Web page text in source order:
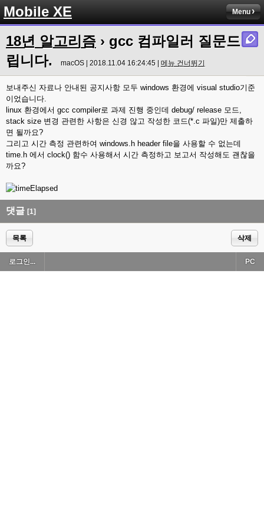
Mobile XE Menu
18년 알고리즘 › gcc 컴파일러 질문드
립니다.
macOS | 2018.11.04 16:24:45 | 메뉴 건너뛰기
보내주신 자료나 안내된 공지사항 모두 windows 환경에 visual studio기준
이었습니다.
linux 환경에서 gcc compiler로 과제 진행 중인데 debug/ release 모드,
stack size 변경 관련한 사항은 신경 않고 작성한 코드(*.c 파일)만 제출하
면 될까요?
그리고 시간 측정 관련하여 windows.h header file을 사용할 수 없는데
time.h 에서 clock() 함수 사용해서 시간 측정하고 보고서 작성해도 괜찮을
까요?
댓글 [1]
목록 삭제
로그인... PC